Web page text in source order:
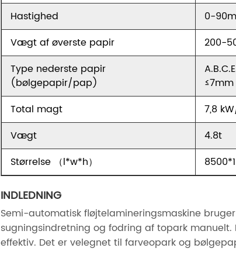
Hastighed
0-
Vægt af øverste papir
200-
Type nederste papir
(bølgepapir/pap)
≤7mm
Total magt
7,8
Vægt
4.8t
Størrelse （l*w*h）
INDLEDNING
Semi-automatisk fløjtelamineringsmaskine
sugningsindretning og fodring af topark
effektiv. Det er velegnet til farveopark og